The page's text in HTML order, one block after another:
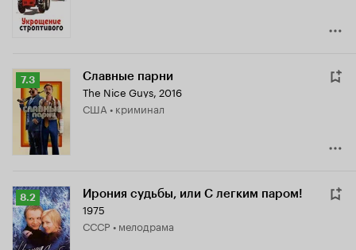
Рейтинг
Кинопоиска
7.3
7.3 Славные парни
The Nice Guys, 2016
США • криминал
Рейтинг
Кинопоиска
8.2
8.2 Ирония судьбы, или С легким паром!
1975
СССР • мелодрама